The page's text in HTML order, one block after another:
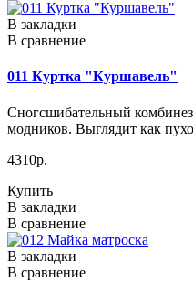
В закладки
В сравнение
011 Куртка "Куршавель"
Сногсшибательный
модников. Выглядит как
4310р.
Купить
В закладки
В сравнение
В закладки
В сравнение